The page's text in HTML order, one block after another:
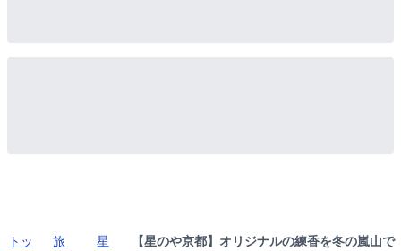
トッ
旅
星
【星のや京都】オリジナルの練香を冬の嵐山で